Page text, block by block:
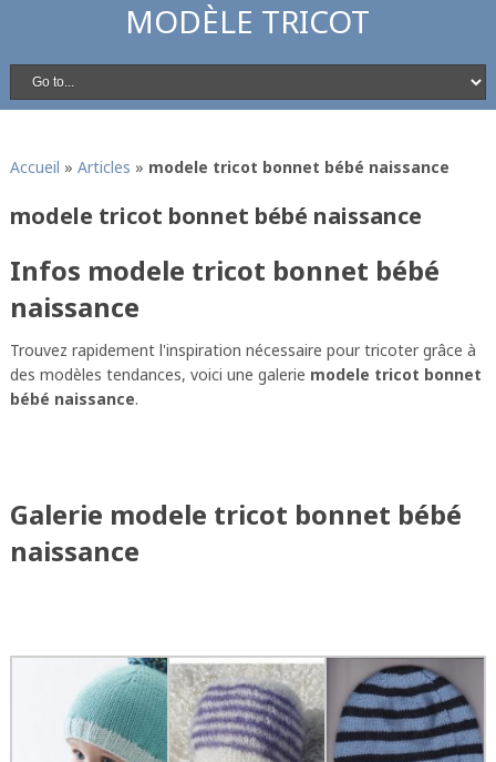
MODÈLE TRICOT
Accueil » Articles » modele tricot bonnet bébé naissance
modele tricot bonnet bébé naissance
Infos modele tricot bonnet bébé
naissance
Trouvez rapidement l'inspiration nécessaire pour tricoter grâce à
des modèles tendances, voici une galerie modele tricot bonnet
bébé naissance.
Galerie modele tricot bonnet bébé
naissance